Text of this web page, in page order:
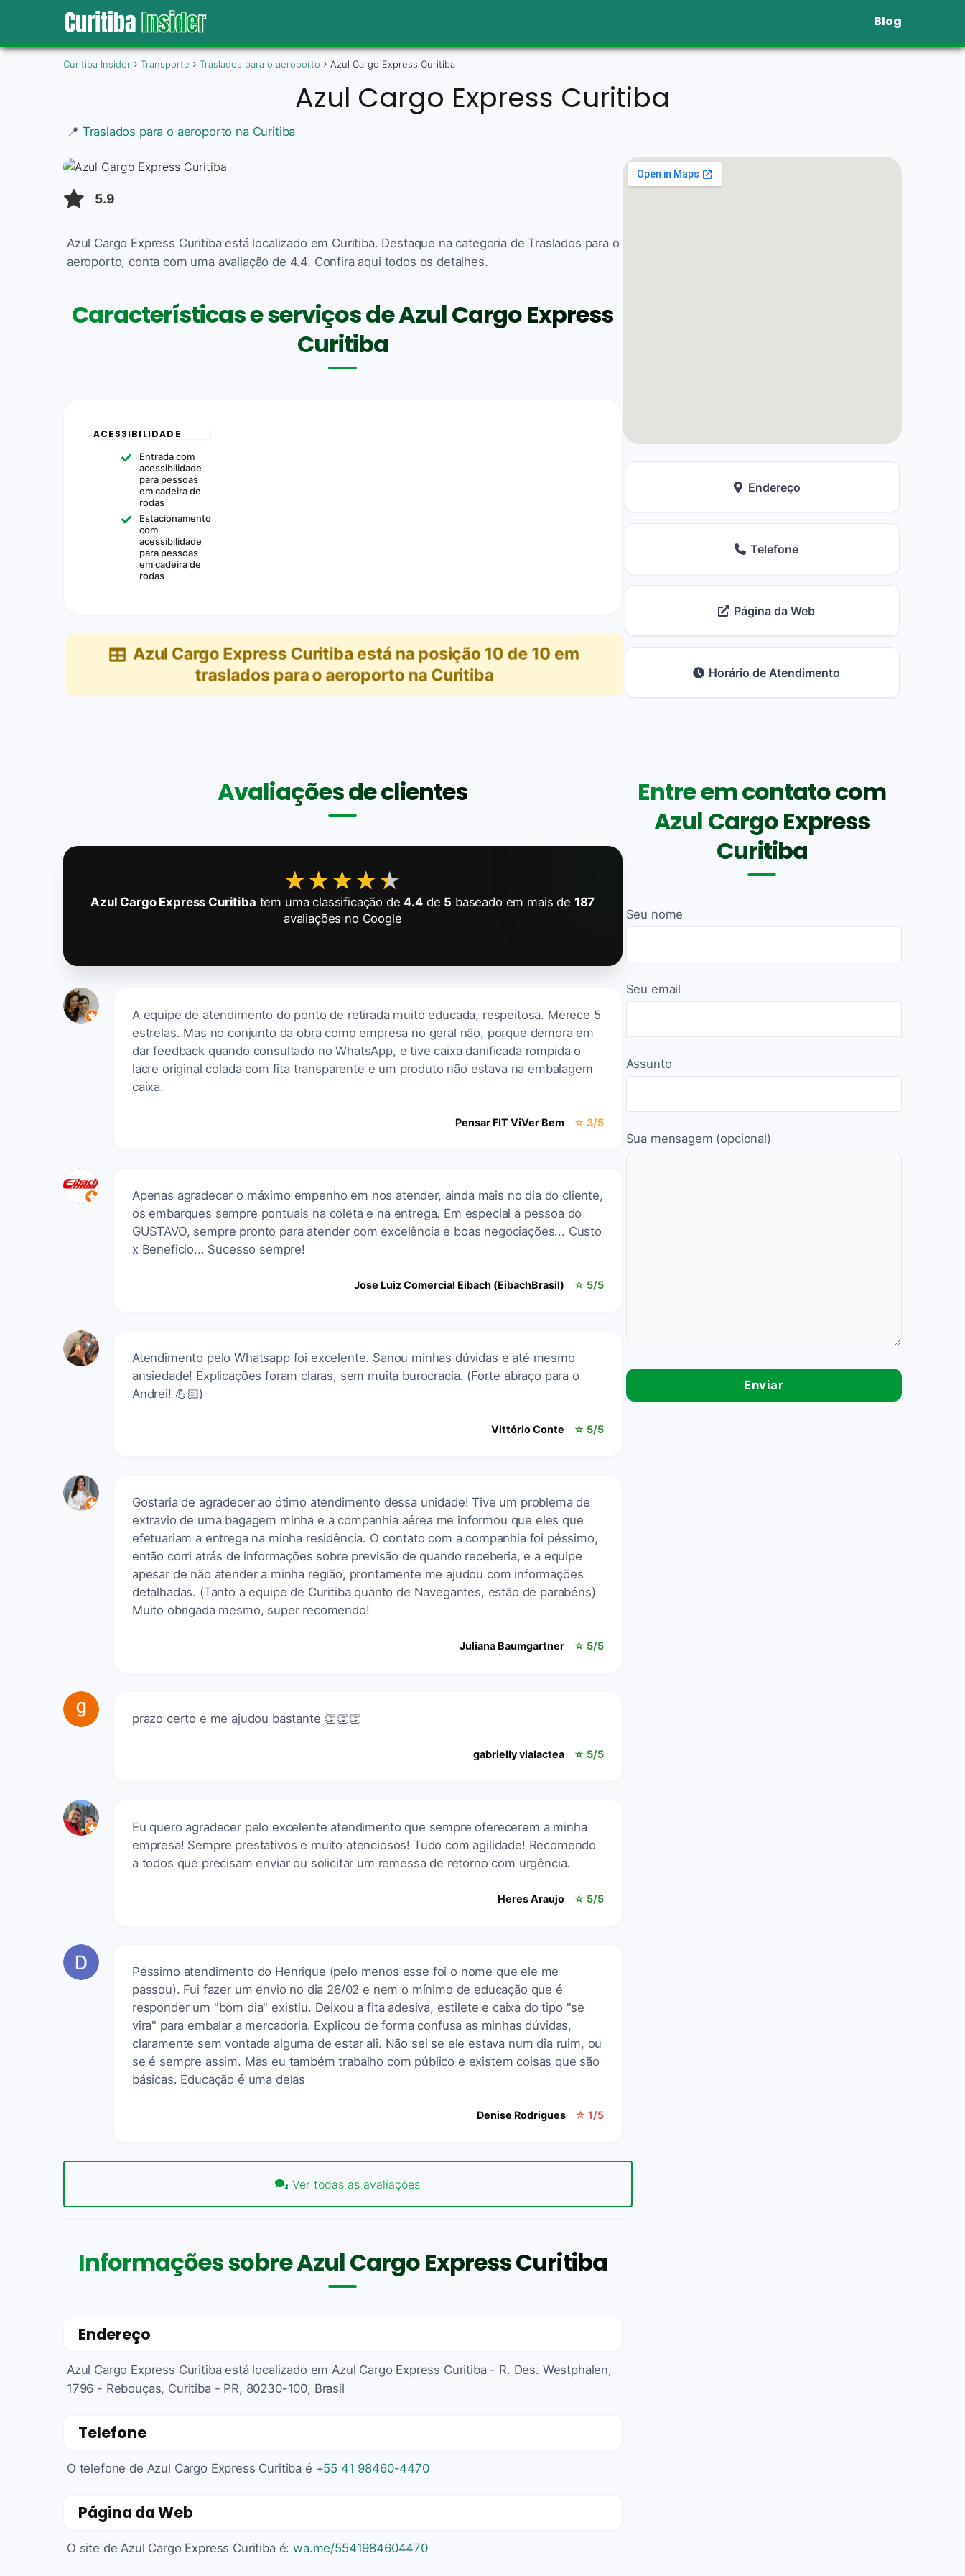
Blog
Curitiba Insider Transporte Traslados para o aeroporto Azul Cargo Express Curitiba
Azul Cargo Express Curitiba
📍 Traslados para o aeroporto na Curitiba
5.9
Azul Cargo Express Curitiba está localizado em Curitiba. Destaque na categoria de Traslados para o
aeroporto, conta com uma avaliação de 4.4. Confira aqui todos os detalhes.
Características e serviços de Azul Cargo Express
Curitiba
ACESSIBILIDADE
Entrada com
acessibilidade
para pessoas
em cadeira de
rodas
Estacionamento
com
acessibilidade
para pessoas
em cadeira de
rodas
Azul Cargo Express Curitiba está na posição 10 de 10 em
traslados para o aeroporto na Curitiba
Endereço
Telefone
Página da Web
Horário de Atendimento
Avaliações de clientes
★★★★★
★★★★★
Azul Cargo Express Curitiba tem uma classificação de4.4de 5 baseado em mais de 187
avaliações no Google
A equipe de atendimento do ponto de retirada muito educada, respeitosa. Merece 5
estrelas. Mas no conjunto da obra como empresa no geral não, porque demora em
dar feedback quando consultado no WhatsApp, e tive caixa danificada rompida o
lacre original colada com fita transparente e um produto não estava na embalagem
caixa.
Pensar FIT ViVer Bem ☆ 3/5
Apenas agradecer o máximo empenho em nos atender, ainda mais no dia do cliente,
os embarques sempre pontuais na coleta e na entrega. Em especial a pessoa do
GUSTAVO, sempre pronto para atender com excelência e boas negociações... Custo
x Beneficio... Sucesso sempre!
Jose Luiz Comercial Eibach (EibachBrasil) ☆ 5/5
Atendimento pelo Whatsapp foi excelente. Sanou minhas dúvidas e até mesmo
ansiedade! Explicações foram claras, sem muita burocracia. (Forte abraço para o
Andrei! 💪🏻)
Vittório Conte ☆ 5/5
Gostaria de agradecer ao ótimo atendimento dessa unidade! Tive um problema de
extravio de uma bagagem minha e a companhia aérea me informou que eles que
efetuariam a entrega na minha residência. O contato com a companhia foi péssimo,
então corri atrás de informações sobre previsão de quando receberia, e a equipe
apesar de não atender a minha região, prontamente me ajudou com informações
detalhadas. (Tanto a equipe de Curitiba quanto de Navegantes, estão de parabéns)
Muito obrigada mesmo, super recomendo!
Juliana Baumgartner ☆ 5/5
prazo certo e me ajudou bastante 👏👏👏
gabrielly vialactea ☆ 5/5
Eu quero agradecer pelo excelente atendimento que sempre oferecerem a minha
empresa! Sempre prestativos e muito atenciosos! Tudo com agilidade! Recomendo
a todos que precisam enviar ou solicitar um remessa de retorno com urgência.
Heres Araujo ☆ 5/5
Péssimo atendimento do Henrique (pelo menos esse foi o nome que ele me
passou). Fui fazer um envio no dia 26/02 e nem o mínimo de educação que é
responder um "bom dia" existiu. Deixou a fita adesiva, estilete e caixa do tipo "se
vira" para embalar a mercadoria. Explicou de forma confusa as minhas dúvidas,
claramente sem vontade alguma de estar ali. Não sei se ele estava num dia ruim, ou
se é sempre assim. Mas eu também trabalho com público e existem coisas que são
básicas. Educação é uma delas
Denise Rodrigues ☆ 1/5
Ver todas as avaliações
Informações sobre Azul Cargo Express Curitiba
Endereço
Azul Cargo Express Curitiba está localizado em Azul Cargo Express Curitiba - R. Des. Westphalen,
1796 - Rebouças, Curitiba - PR, 80230-100, Brasil
Telefone
O telefone de Azul Cargo Express Curitiba é +55 41 98460-4470
Página da Web
O site de Azul Cargo Express Curitiba é:wa.me/5541984604470
Entre em contato com
Azul Cargo Express
Curitiba
Seu nome
Seu email
Assunto
Sua mensagem (opcional)